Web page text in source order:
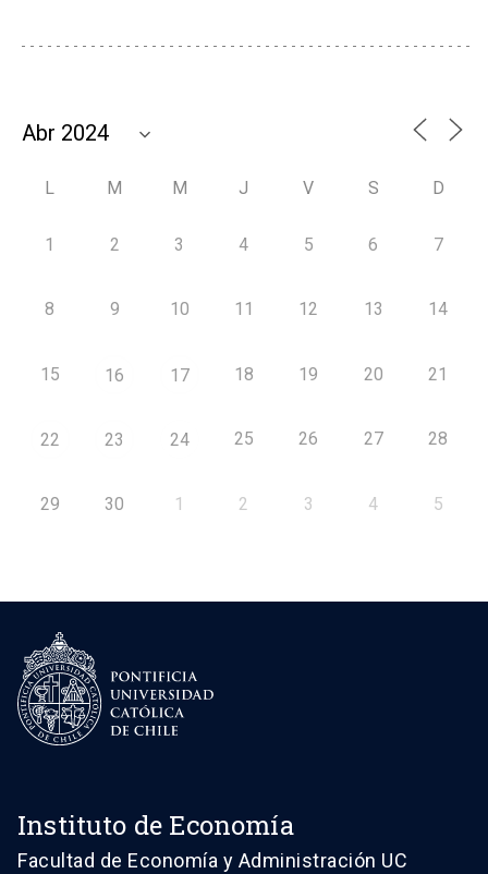
L M M J V S D
1 2 3 4 5 6 7
8 9 10 11 12 13 14
15 16 17 18 19 20 21
22 23 24 25 26 27 28
29 30 1 2 3 4 5
Instituto de Economía
Facultad de Economía y Administración UC